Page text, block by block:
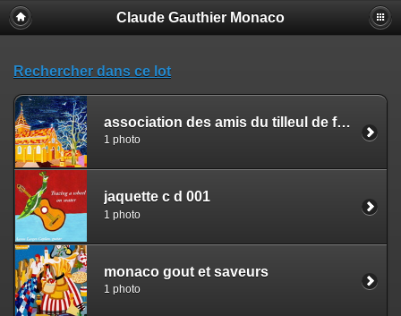
Claude Gauthier Monaco
Rechercher dans ce lot
association des amis du tilleul de fresne
1 photo
jaquette c d 001
1 photo
monaco gout et saveurs
1 photo